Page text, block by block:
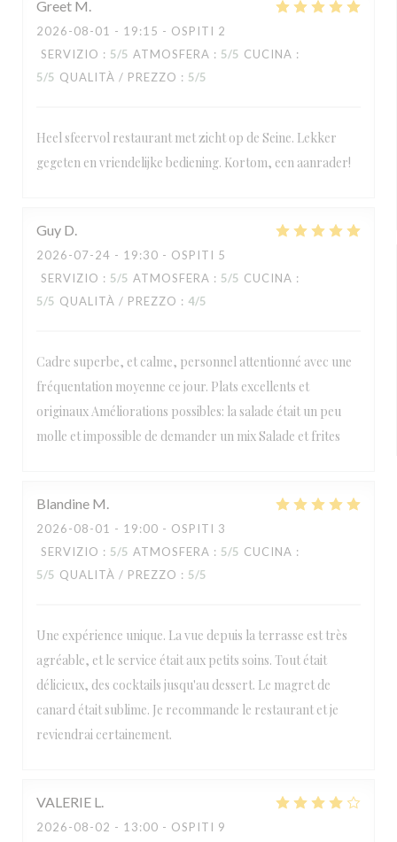
Greet M
2026-08-01 - 19:15 - OSPITI 2
SERVIZIO : 5/5 ATMOSFERA : 5/5 CUCINA :
5/5 QUALITÀ / PREZZO : 5/5
Heel sfeervol restaurant met zicht op de Seine. Lekker
gegeten en vriendelijke bediening. Kortom, een aanrader!
Guy D
2026-07-24 - 19:30 - OSPITI 5
SERVIZIO : 5/5 ATMOSFERA : 5/5 CUCINA :
5/5 QUALITÀ / PREZZO : 4/5
Cadre superbe, et calme, personnel attentionné avec une
fréquentation moyenne ce jour. Plats excellents et
originaux Améliorations possibles: la salade était un peu
molle et impossible de demander un mix Salade et frites
Blandine M
2026-08-01 - 19:00 - OSPITI 3
SERVIZIO : 5/5 ATMOSFERA : 5/5 CUCINA :
5/5 QUALITÀ / PREZZO : 5/5
Une expérience unique. La vue depuis la terrasse est très
agréable, et le service était aux petits soins. Tout était
délicieux, des cocktails jusqu'au dessert. Le magret de
canard était sublime. Je recommande le restaurant et je
reviendrai certainement.
VALERIE L
2026-08-02 - 13:00 - OSPITI 9